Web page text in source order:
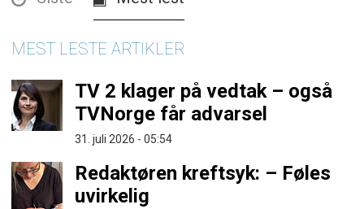
MEST LESTE ARTIKLER
TV 2 klager på vedtak – også
TVNorge får advarsel
31. juli 2026 - 05:54
Redaktøren kreftsyk: – Føles
uvirkelig